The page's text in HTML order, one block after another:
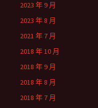
2023 年 9 月
2023 年 8 月
2021 年 7 月
2018 年 10 月
2018 年 9 月
2018 年 8 月
2018 年 7 月